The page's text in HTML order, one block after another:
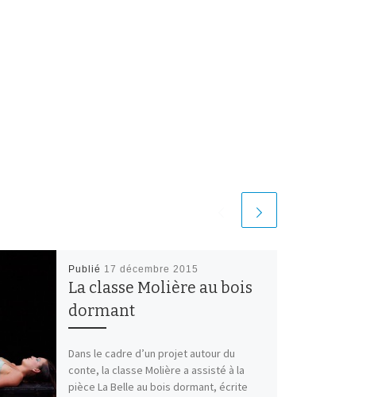
Publié 17 décembre 2015
La classe Molière au bois
dormant
Dans le cadre d’un projet autour du
conte, la classe Molière a assisté à la
pièce La Belle au bois dormant, écrite